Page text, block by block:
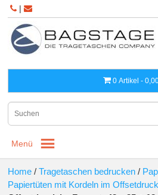
|
0 Artikel -
Menü
Home /Tragetaschen bedrucken /
Papiertüten mit Kordeln im Offsetdruck